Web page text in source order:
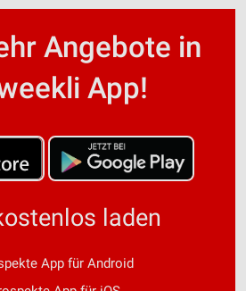
Angebote in
App!
laden
App für Android